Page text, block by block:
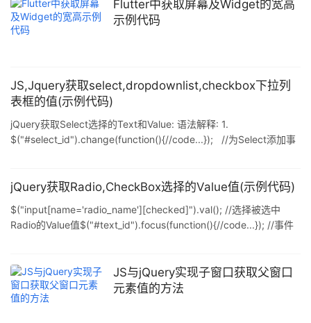
Flutter中获取屏幕及Widget的宽高
示例代码
JS,Jquery获取select,dropdownlist,checkbox下拉列
表框的值(示例代码)
jQuery获取Select选择的Text和Value: 语法解释: 1.
$("#select_id").change(function(){//code...}); //为Select添加事
Select选择的Text 3. var checkValue=$("#se
jQuery获取Radio,CheckBox选择的Value值(示例代码)
$("input[name='radio_name'][checked]").val(); //选择被选中
Radio的Value值$("#text_id").focus(function(){//code...}); //事件
$("#text_id").selec
JS与jQuery实现子窗口获取父窗口
元素值的方法